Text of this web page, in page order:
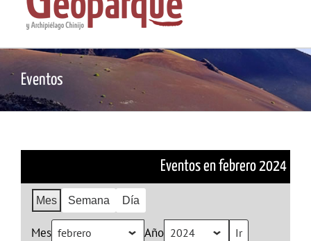
Eventos
Eventos en febrero 2024
Mes Semana Día
Mes Año